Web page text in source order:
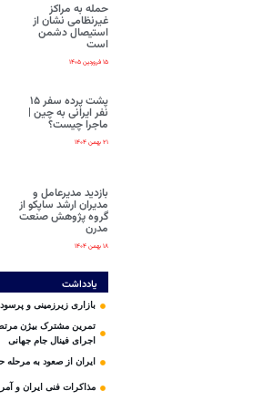
حمله به مراکز
غیرنظامی نشان از
استیصال دشمن
است
۱۵ فروردین ۱۴۰۵
پشت پرده سفر ۱۵
نفر ایرانی‌ به چین |
ماجرا چیست؟
۲۱ بهمن ۱۴۰۴
بازدید مدیرعامل و
مدیران ارشد ساپکو از
گروه پژوهش صنعت
مدرن
۱۸ بهمن ۱۴۰۴
یادداشت
بازاری زیرزمینی و
تمرین مشترک بیژن
اجرای فینال جام جهانی
ایران از صعود به مرحله
مذاکرات فنی ایران و